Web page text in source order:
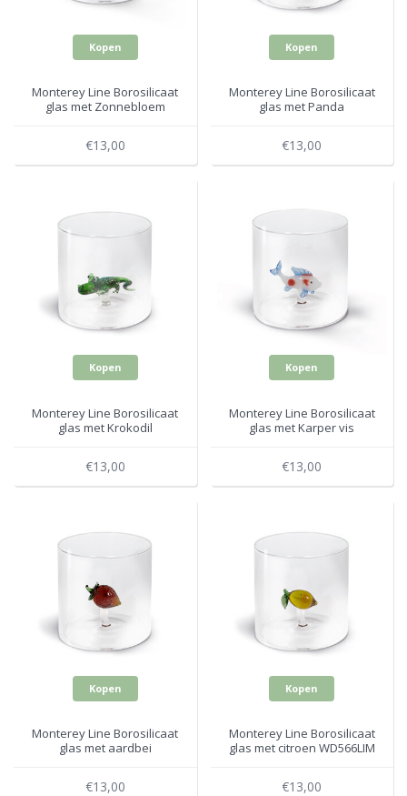
Kopen
Monterey Line Borosilicaat
glas met Zonnebloem
€13,00
Kopen
Monterey Line Borosilicaat
glas met Panda
€13,00
Kopen
Monterey Line Borosilicaat
glas met Krokodil
€13,00
Kopen
Monterey Line Borosilicaat
glas met Karper vis
€13,00
Kopen
Monterey Line Borosilicaat
glas met aardbei
€13,00
Kopen
Monterey Line Borosilicaat
glas met citroen WD566LIM
€13,00